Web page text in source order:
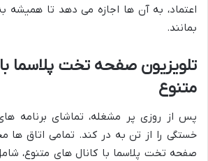
اعتماد، به آن ها اجازه می دهد تا همیشه
بمانند.
تلویزیون صفحه تخت پلاسما
متنوع
پس از روزی پر مشغله، تماشای برنامه
خستگی را از تن به در کند. تمامی اتاق ها
صفحه تخت پلاسما با کانال های متنوع،